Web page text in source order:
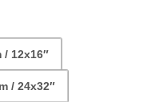
/ 12x16″
/ 24x32″